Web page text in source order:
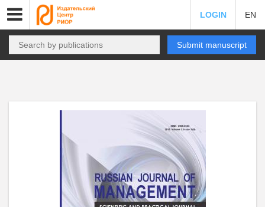
LOGIN EN
Submit manuscript